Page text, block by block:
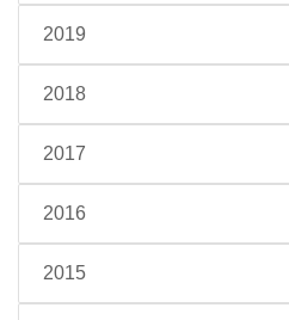
2019
2018
2017
2016
2015